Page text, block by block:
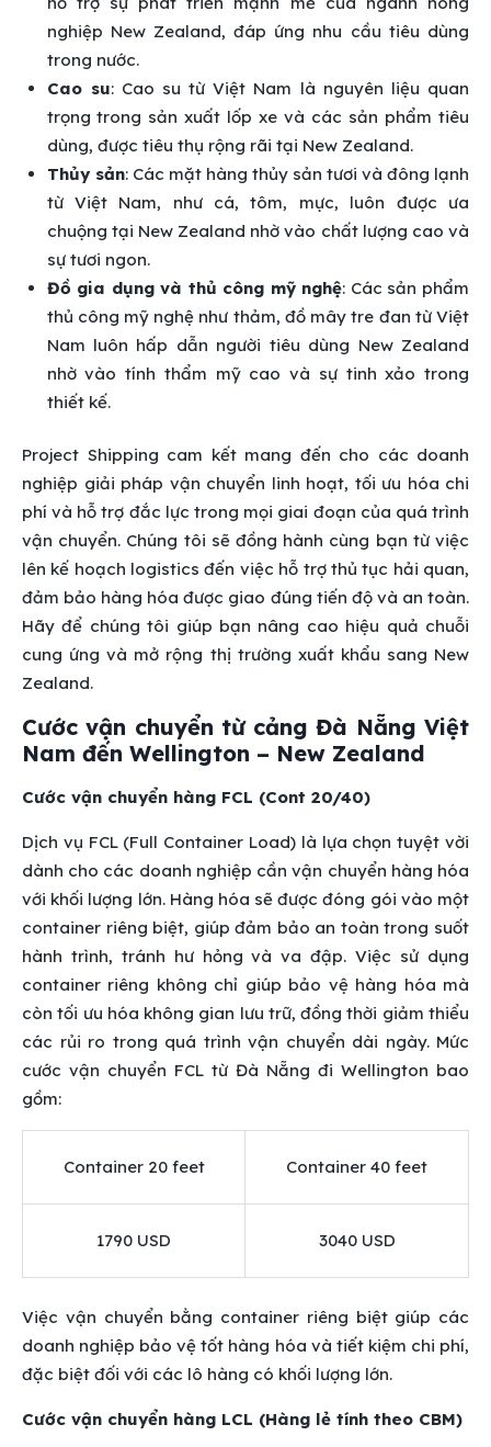
nghiệp New Zealand, đáp ứng nhu cầu tiêu dùng
trong nước.
Cao su: Cao su từ Việt Nam là nguyên liệu quan
trọng trong sản xuất lốp xe và các sản phẩm tiêu
dùng, được tiêu thụ rộng rãi tại New Zealand.
Thủy sản: Các mặt hàng thủy sản tươi và đông lạnh
từ Việt Nam, như cá, tôm, mực, luôn được ưa
chuộng tại New Zealand nhờ vào chất lượng cao và
sự tươi ngon.
Đồ gia dụng và thủ công mỹ nghệ: Các sản phẩm
thủ công mỹ nghệ như thảm, đồ mây tre đan từ Việt
Nam luôn hấp dẫn người tiêu dùng New Zealand
nhờ vào tính thẩm mỹ cao và sự tinh xảo trong
thiết kế.
Project Shipping cam kết mang đến cho các doanh
nghiệp giải pháp vận chuyển linh hoạt, tối ưu hóa chi
phí và hỗ trợ đắc lực trong mọi giai đoạn của quá trình
vận chuyển. Chúng tôi sẽ đồng hành cùng bạn từ việc
lên kế hoạch logistics đến việc hỗ trợ thủ tục hải quan,
đảm bảo hàng hóa được giao đúng tiến độ và an toàn.
Hãy để chúng tôi giúp bạn nâng cao hiệu quả chuỗi
cung ứng và mở rộng thị trường xuất khẩu sang New
Zealand.
Cước vận chuyển từ cảng Đà Nẵng Việt
Nam đến Wellington – New Zealand
Cước vận chuyển hàng FCL (Cont 20/40)
Dịch vụ FCL (Full Container Load) là lựa chọn tuyệt vời
dành cho các doanh nghiệp cần vận chuyển hàng hóa
với khối lượng lớn. Hàng hóa sẽ được đóng gói vào một
container riêng biệt, giúp đảm bảo an toàn trong suốt
hành trình, tránh hư hỏng và va đập. Việc sử dụng
container riêng không chỉ giúp bảo vệ hàng hóa mà
còn tối ưu hóa không gian lưu trữ, đồng thời giảm thiểu
các rủi ro trong quá trình vận chuyển dài ngày. Mức
cước vận chuyển FCL từ Đà Nẵng đi Wellington bao
gồm:
Container 20 feet Container 40 feet
1790 USD 3040 USD
Việc vận chuyển bằng container riêng biệt giúp các
doanh nghiệp bảo vệ tốt hàng hóa và tiết kiệm chi phí,
đặc biệt đối với các lô hàng có khối lượng lớn.
Cước vận chuyển hàng LCL (Hàng lẻ tính theo CBM)